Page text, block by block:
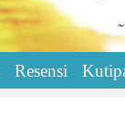
Resensi